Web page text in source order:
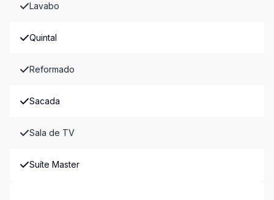
Lavabo
Quintal
Reformado
Sacada
Sala de TV
Suíte Master